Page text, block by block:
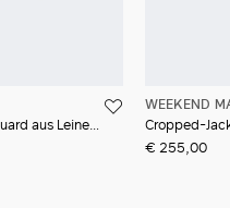
Mittelgroße Pasticcino Bag aus Jacquard aus Leinen und Seide
WEEKEND
Cropped-
€ 255,00